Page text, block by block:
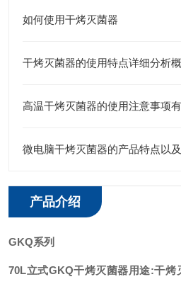
如何使用干烤灭菌器
干烤灭菌器的使用特点详细分析
高温干烤灭菌器的使用注意事项有哪
微电脑干烤灭菌器的产品特点以
产品介绍
GKQ系列
70L立式GKQ干烤灭菌器用途:干烤